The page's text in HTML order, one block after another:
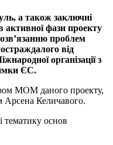
а також заключні
активної фази проекту
проблем
від
організації з
ЄС.
МОМ даного проекту,
Aрсена Келичавого.
тематику основ